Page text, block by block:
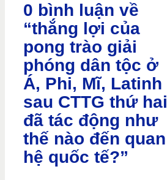
0 bình luận về
“thắng lợi của
pong trào giải
phóng dân tộc ở
Á, Phi, Mĩ, Latinh
sau CTTG thứ hai
đã tác động như
thế nào đến quan
hệ quốc tế?”